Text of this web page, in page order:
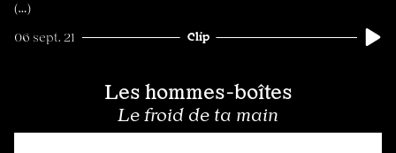
(…)
06 sept. 21 Clip
Les hommes-boîtes
Le froid de ta main